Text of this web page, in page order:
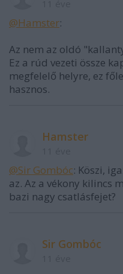
@Hamster:
Az nem az oldó
Ez a rúd vezeti össze
megfelelő helyre, ez
hasznos.
Hamster
@Sir Gombóc: Köszi,
az. Az a vékony kilincs
bazi nagy csatlásfejet?
Sir Gombóc